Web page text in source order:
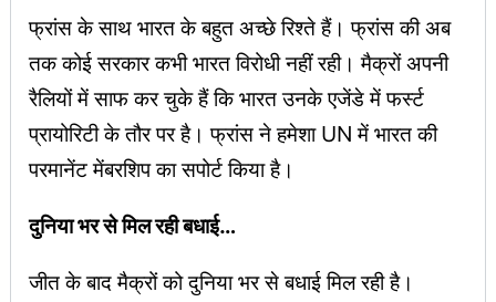
फ्रांस के साथ भारत के बहुत अच्छे रिश्ते हैं। फ्रांस की अब
तक कोई सरकार कभी भारत विरोधी नहीं रही। मैक्रों अपनी
रैलियों में साफ कर चुके हैं कि भारत उनके एजेंडे में फर्स्ट
प्रायोरिटी के तौर पर है। फ्रांस ने हमेशा UN में भारत की
परमानेंट मेंबरशिप का सपोर्ट किया है।
दुनिया भर से मिल रही बधाई…
जीत के बाद मैक्रों को दुनिया भर से बधाई मिल रही है।